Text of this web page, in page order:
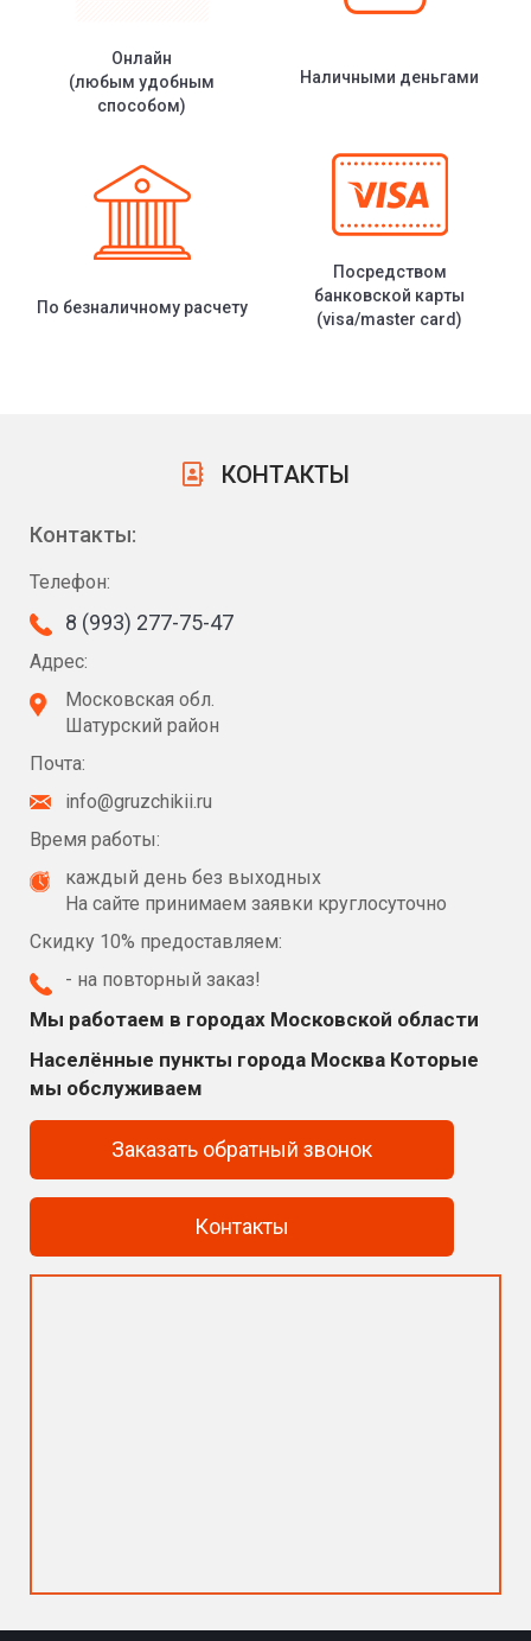
Онлайн
(любым удобным
способом)
Наличными деньгами
По безналичному расчету
Посредством
банковской карты
(visa/master card)
КОНТАКТЫ
Контакты:
Телефон:
8 (993) 277-75-47
Адрес:
Московская обл.
Шатурский район
Почта:
info@gruzchikii.ru
Время работы:
каждый день без выходных
На сайте принимаем заявки круглосуточно
Скидку 10% предоставляем:
- на повторный заказ!
Мы работаем в городах Московской области
Населённые пункты города Москва Которые
мы обслуживаем
Заказать обратный звонок
Контакты